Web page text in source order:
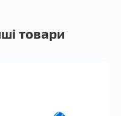
товари